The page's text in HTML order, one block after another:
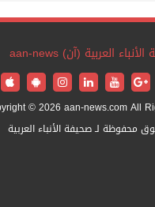
© 2026 aan-news.com All
محفوظة لـ صحيفة الأنباء العربية